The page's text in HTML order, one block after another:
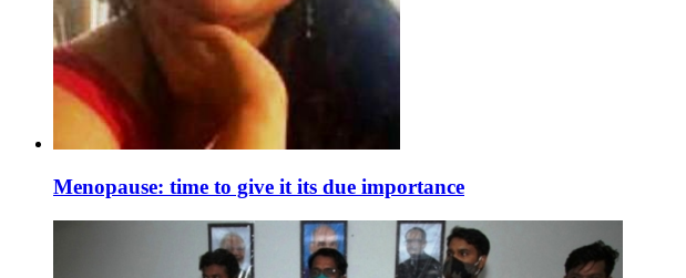
Menopause: time to give it its due importance